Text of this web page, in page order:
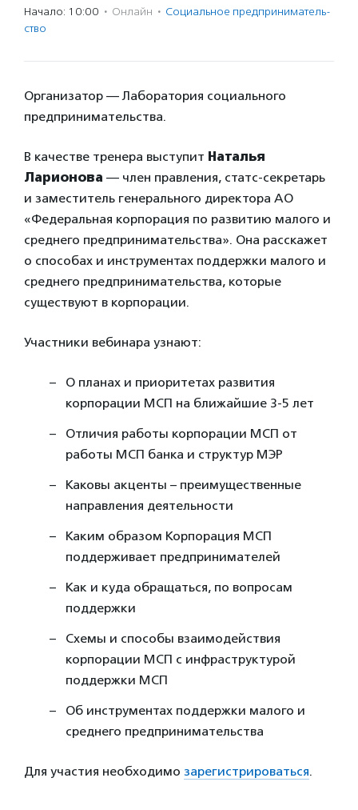
Начало: 10:00 · Онлайн · Социальное предпри­нима­тель­
ство
Организатор — Лаборатория социального
предпринимательства.
В качестве тренера выступит Наталья
Ларионова — член правления, статс-секретарь
и заместитель генерального директора АО
«Федеральная корпорация по развитию малого и
среднего предпринимательства». Она расскажет
о способах и инструментах поддержки малого и
среднего предпринимательства, которые
существуют в корпорации.
Участники вебинара узнают:
О планах и приоритетах развития
корпорации МСП на ближайшие 3-5 лет
Отличия работы корпорации МСП от
работы МСП банка и структур МЭР
Каковы акценты – преимущественные
направления деятельности
Каким образом Корпорация МСП
поддерживает предпринимателей
Как и куда обращаться, по вопросам
поддержки
Схемы и способы взаимодействия
корпорации МСП с инфраструктурой
поддержки МСП
Об инструментах поддержки малого и
среднего предпринимательства
Для участия необходимо зарегистрироваться.